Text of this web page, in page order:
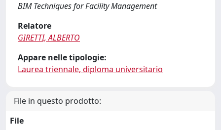
BIM Techniques for Facility Management
Relatore
GIRETTI, ALBERTO
Appare nelle tipologie:
Laurea triennale, diploma universitario
File in questo prodotto:
File